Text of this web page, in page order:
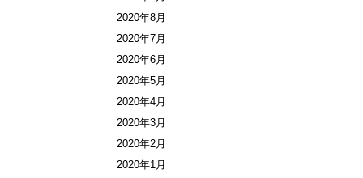
2020年8月
2020年7月
2020年6月
2020年5月
2020年4月
2020年3月
2020年2月
2020年1月